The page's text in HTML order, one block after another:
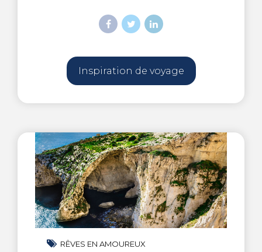
Inspiration de voyage
RÊVES EN AMOUREUX